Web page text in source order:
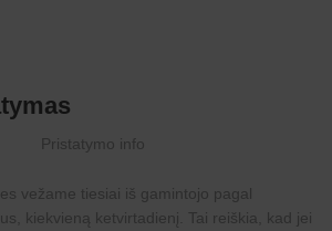
vežame tiesiai iš gamintojo pagal
kiekvieną ketvirtadienį. Tai reiškia, kad jei